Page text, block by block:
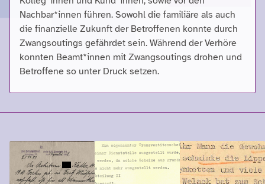
Nachbar*innen führen. Sowohl die familiäre als auch
die finanzielle Zukunft der Betroffenen konnte durch
Zwangsoutings gefährdet sein. Während der Verhöre
konnten Beamt*innen mit Zwangsoutings drohen und
Betroffene so unter Druck setzen.